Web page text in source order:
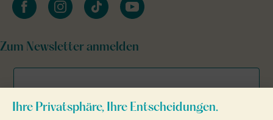
Zum Newsletter anmelden